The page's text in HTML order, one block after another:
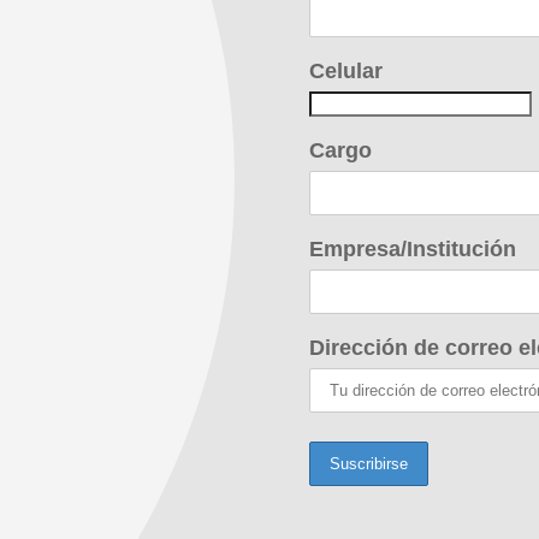
Celular
Cargo
Empresa/Institución
Dirección de correo